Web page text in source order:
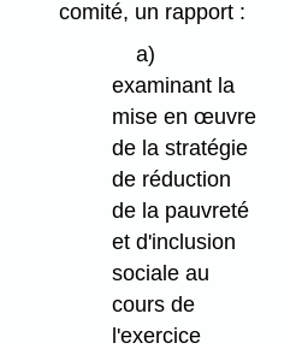
comité, un rapport :
a)
examinant la
mise en œuvre
de la stratégie
de réduction
de la pauvreté
et d'inclusion
sociale au
cours de
l'exercice